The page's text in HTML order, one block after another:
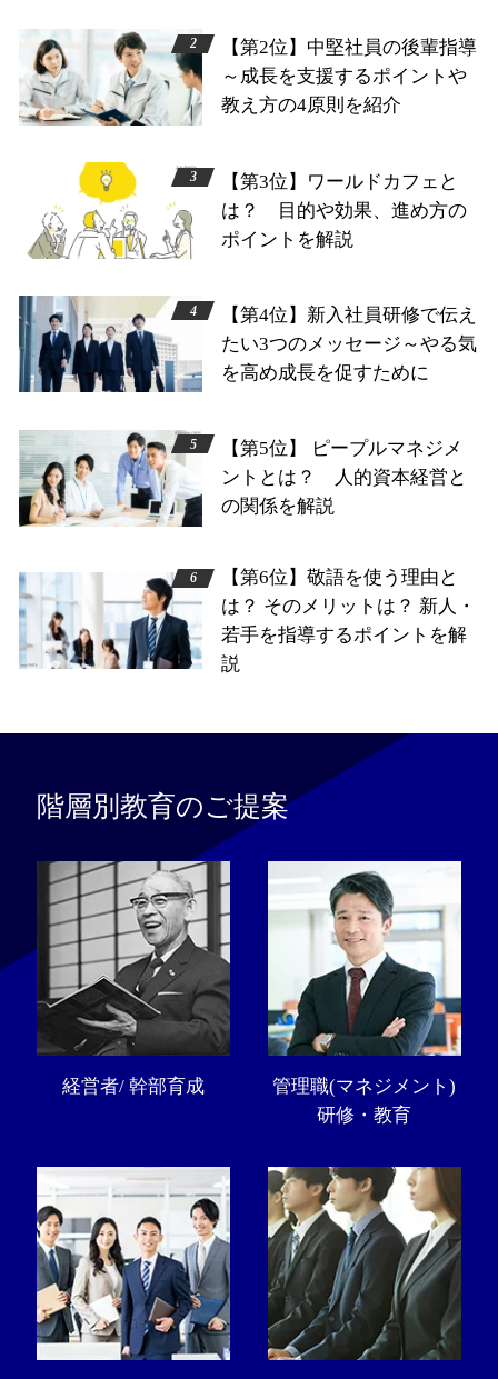
【第2位】中堅社員の後輩指導
～成長を支援するポイントや
教え方の4原則を紹介
【第3位】ワールドカフェと
は？ 目的や効果、進め方の
ポイントを解説
【第4位】新入社員研修で伝え
たい3つのメッセージ～やる気
を高め成長を促すために
【第5位】 ピープルマネジメ
ントとは？ 人的資本経営と
の関係を解説
【第6位】敬語を使う理由と
は？ そのメリットは？ 新人・
若手を指導するポイントを解
説
階層別教育のご提案
経営者/ 幹部育成
管理職(マネジメント)
研修・教育